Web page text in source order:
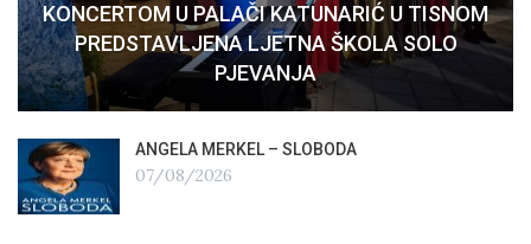
KONCERTOM U PALAČI KATUNARIĆ U TISNOM
PREDSTAVLJENA LJETNA ŠKOLA SOLO
PJEVANJA
ANGELA MERKEL – SLOBODA
07/08/2026